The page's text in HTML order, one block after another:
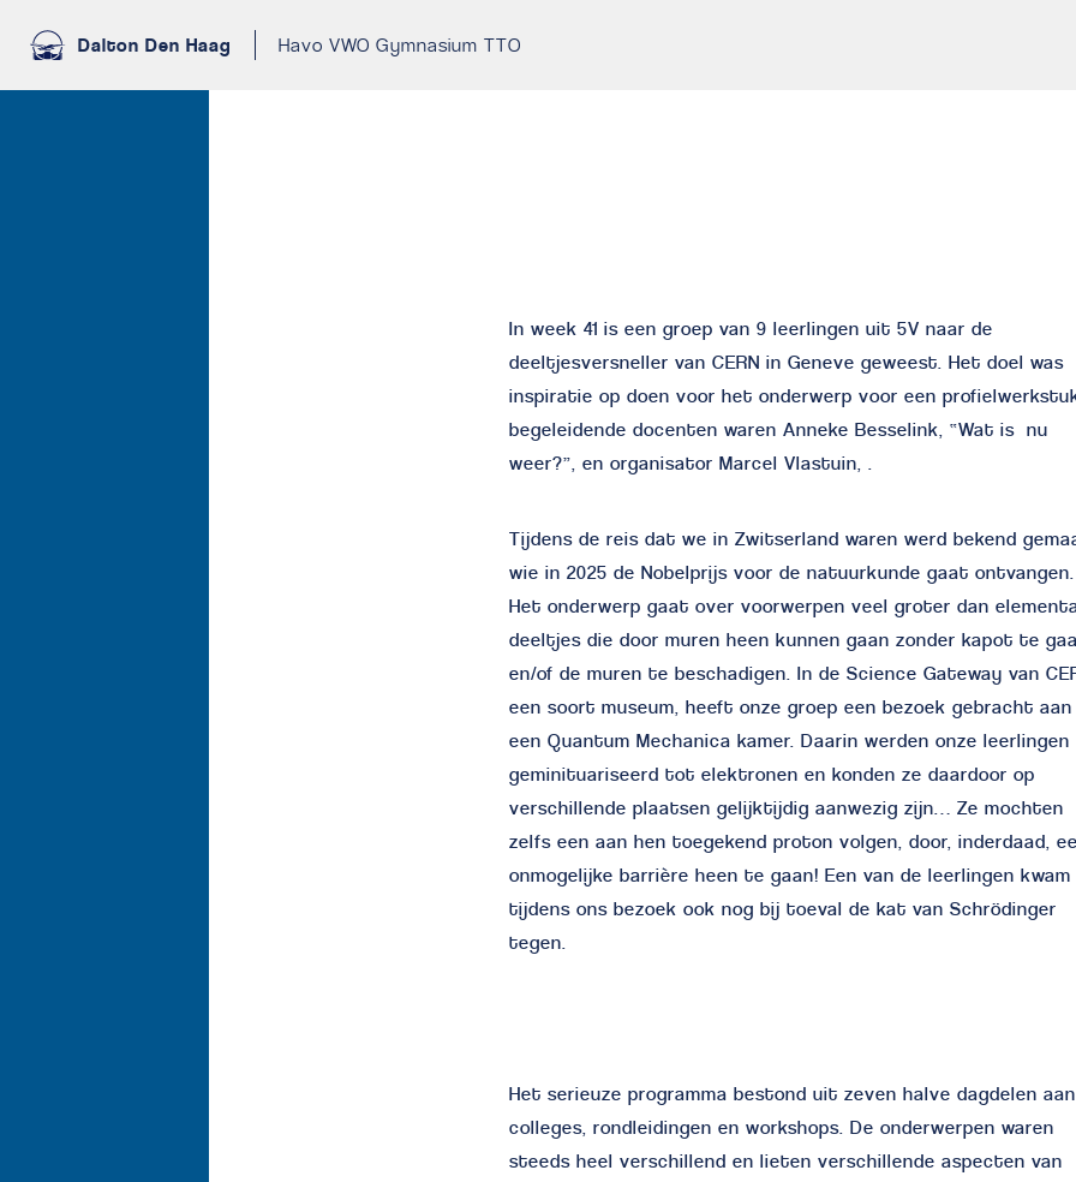
Dalton Den Haag Havo VWO Gymnasium TTO
In week 41 is een groep van 9 leerlingen uit 5V naar de
deeltjesversneller van CERN in Geneve geweest. Het doel was
inspiratie op doen voor het onderwerp voor een
begeleidende docenten waren Anneke Besselink, “Wat is nu
weer?”, en organisator Marcel Vlastuin, .
Tijdens de reis dat we in Zwitserland waren werd bekend
wie in 2025 de Nobelprijs voor de natuurkunde gaat ontvangen.
Het onderwerp gaat over voorwerpen veel groter dan
deeltjes die door muren heen kunnen gaan zonder kapot te
en/of de muren te beschadigen. In de Science Gateway van
een soort museum, heeft onze groep een bezoek gebracht aan
een Quantum Mechanica kamer. Daarin werden onze leerlingen
geminituariseerd tot elektronen en konden ze daardoor op
verschillende plaatsen gelijktijdig aanwezig zijn… Ze mochten
zelfs een aan hen toegekend proton volgen, door, inderdaad,
onmogelijke barrière heen te gaan! Een van de leerlingen kwam
tijdens ons bezoek ook nog bij toeval de kat van Schrödinger
tegen.
Het serieuze programma bestond uit zeven halve dagdelen aan
colleges, rondleidingen en workshops. De onderwerpen waren
steeds heel verschillend en lieten verschillende aspecten van